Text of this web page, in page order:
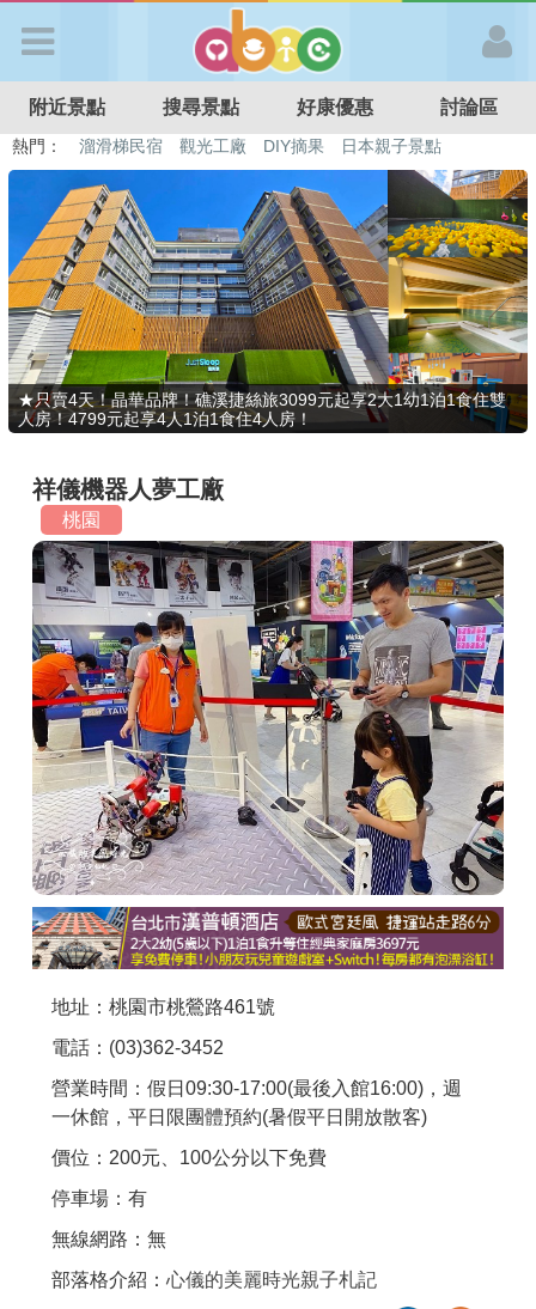
APP登入
首 頁
搜尋景點
好康優惠
最新消息
最新留言
商家合作
推薦景點
討論區
聯絡我們
APP下載
附近景點 搜尋景點 好康優惠 討論區
熱門： 溜滑梯民宿 觀光工廠 DIY摘果
日本親子景點
特色遊戲場
親子住房優惠 台北親子餐廳 溫泉泡湯SPA
★只賣4天！晶華品牌！礁溪捷絲旅3099元起享2大1幼1泊1食住雙
人房！4799元起享4人1泊1食住4人房！
祥儀機器人夢工廠
桃園
地址：桃園市桃鶯路461號
電話：(03)362-3452
營業時間：假日09:30-17:00(最後入館16:00)，週
一休館，平日限團體預約(暑假平日開放散客)
價位：200元、100公分以下免費
停車場：有
無線網路：無
部落格介紹： 心儀的美麗時光親子札記